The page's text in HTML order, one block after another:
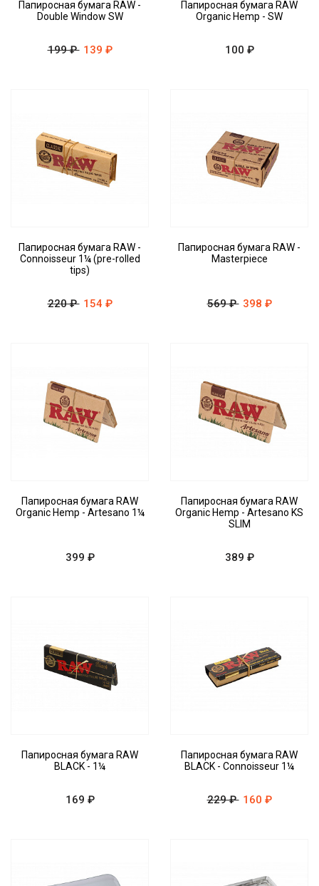
Папиросная бумага RAW -
Double Window SW
199 ₽ 139 ₽
Папиросная бумага RAW
Organic Hemp - SW
100 ₽
Папиросная бумага RAW -
Connoisseur 1¼ (pre-rolled
tips)
220 ₽ 154 ₽
Папиросная бумага RAW -
Masterpiece
569 ₽ 398 ₽
Папиросная бумага RAW
Organic Hemp - Artesano 1¼
399 ₽
Папиросная бумага RAW
Organic Hemp - Artesano KS
SLIM
389 ₽
Папиросная бумага RAW
BLACK - 1¼
169 ₽
Папиросная бумага RAW
BLACK - Connoisseur 1¼
229 ₽ 160 ₽